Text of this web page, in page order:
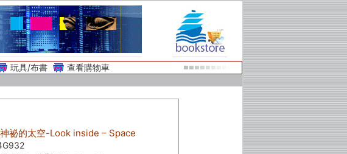
玩具/布書 查看購物車
祕的太空-Look inside – Space